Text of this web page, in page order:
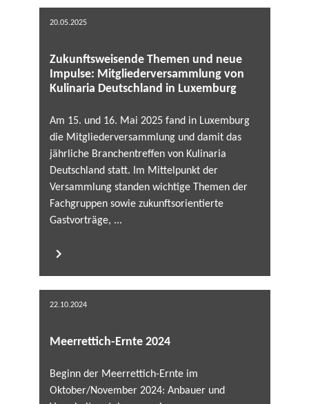
20.05.2025
Zukunftsweisende Themen und neue
Impulse: Mitgliederversammlung von
Kulinaria Deutschland in Luxemburg
Am 15. und 16. Mai 2025 fand in Luxemburg
die Mitgliederversammlung und damit das
jährliche Branchentreffen von Kulinaria
Deutschland statt. Im Mittelpunkt der
Versammlung standen wichtige Themen der
Fachgruppen sowie zukunftsorientierte
Gastvorträge, ...
22.10.2024
Meerrettich-Ernte 2024
Beginn der Meerrettich-Ernte im
Oktober/November 2024: Anbauer und